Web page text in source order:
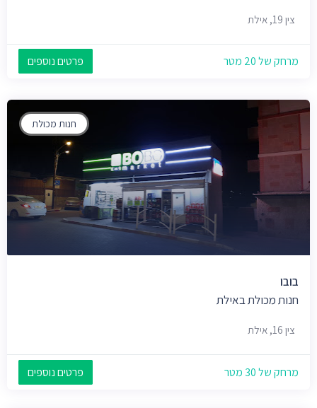
צין 19, אילת
מרחק של 20 מטר פרטים נוספים
חנות מכולת
בובו
חנות מכולת באילת
צין 16, אילת
מרחק של 30 מטר פרטים נוספים